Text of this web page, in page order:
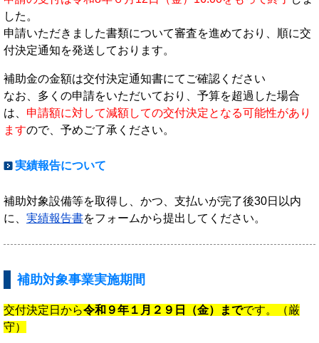
した。
申請いただきました書類について審査を進めており、順に交
付決定通知を発送しております。
補助金の金額は交付決定通知書にてご確認ください
なお、多くの申請をいただいており、予算を超過した場合
は、 申請額に対して減額しての交付決定となる可能性があり
ますので、予めご了承ください。
実績報告について
補助対象設備等を取得し、かつ、支払いが完了後30日以内
に、 実績報告書をフォームから提出してください。
補助対象事業実施期間
交付決定日から令和９年１月２９日（金）までです。（厳
守）